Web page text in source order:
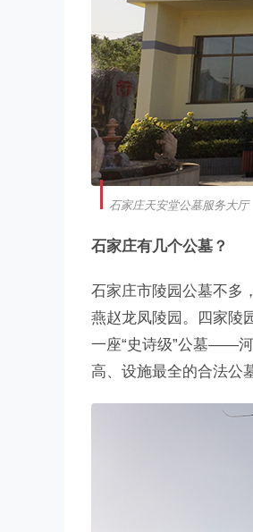
石家庄天安堂公墓服务大厅
石家庄有几个公墓？
石家庄市陵园公墓不多
燕赵龙凤陵园。四家陵
一座“史诗级”公墓——
高、设施最全的合法公